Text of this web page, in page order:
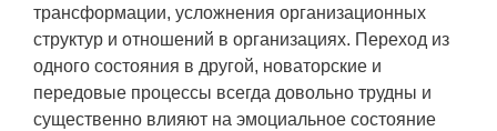
трансформации, усложнения организационных
структур и отношений в организациях. Переход из
одного состояния в другой, новаторские и
передовые процессы всегда довольно трудны и
существенно влияют на эмоциальное состояние